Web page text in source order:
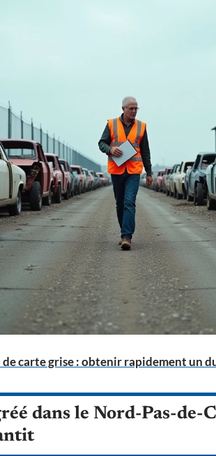
carte grise : obtenir rapidement un
dans le Nord-Pas-de-